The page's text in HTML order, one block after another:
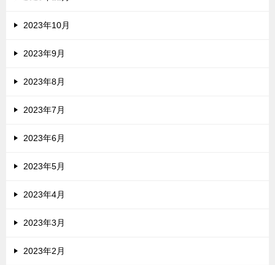
2023年10月
2023年9月
2023年8月
2023年7月
2023年6月
2023年5月
2023年4月
2023年3月
2023年2月